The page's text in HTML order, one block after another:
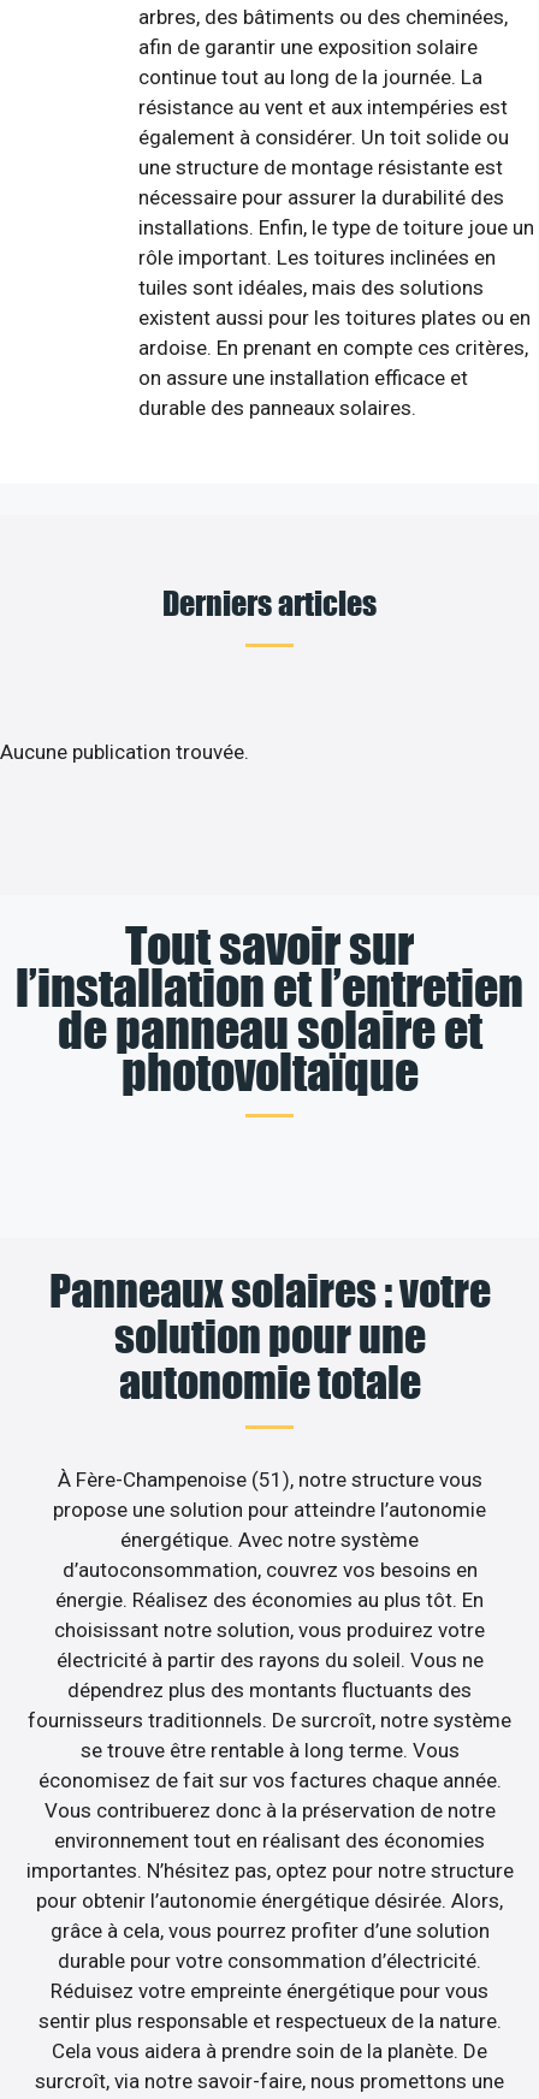
arbres, des bâtiments ou des cheminées,
afin de garantir une exposition solaire
continue tout au long de la journée. La
résistance au vent et aux intempéries est
également à considérer. Un toit solide ou
une structure de montage résistante est
nécessaire pour assurer la durabilité des
installations. Enfin, le type de toiture joue un
rôle important. Les toitures inclinées en
tuiles sont idéales, mais des solutions
existent aussi pour les toitures plates ou en
ardoise. En prenant en compte ces critères,
on assure une installation efficace et
durable des panneaux solaires.
Derniers articles
Aucune publication trouvée.
Tout savoir sur
l’installation et l’entretien
de panneau solaire et
photovoltaïque
Panneaux solaires : votre
solution pour une
autonomie totale
À Fère-Champenoise (51), notre structure vous
propose une solution pour atteindre l’autonomie
énergétique. Avec notre système
d’autoconsommation, couvrez vos besoins en
énergie. Réalisez des économies au plus tôt. En
choisissant notre solution, vous produirez votre
électricité à partir des rayons du soleil. Vous ne
dépendrez plus des montants fluctuants des
fournisseurs traditionnels. De surcroît, notre système
se trouve être rentable à long terme. Vous
économisez de fait sur vos factures chaque année.
Vous contribuerez donc à la préservation de notre
environnement tout en réalisant des économies
importantes. N’hésitez pas, optez pour notre structure
pour obtenir l’autonomie énergétique désirée. Alors,
grâce à cela, vous pourrez profiter d’une solution
durable pour votre consommation d’électricité.
Réduisez votre empreinte énergétique pour vous
sentir plus responsable et respectueux de la nature.
Cela vous aidera à prendre soin de la planète. De
surcroît, via notre savoir-faire, nous promettons une